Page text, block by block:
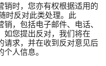
销​时，​您​亦​有​权​根据​适用​的​
时​反对​此​类​处理。​此​
，​包括​电子​邮件、​电话、​
如​您​提出​反对，​我们​将​在​
请求，​并​在​收到​反对​意见​后​
人​信息。